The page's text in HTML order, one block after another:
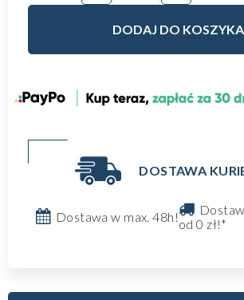
DODAJ DO KOSZYKA
DOSTAWA
Dostawa w max. 48h!od 0 zł!*